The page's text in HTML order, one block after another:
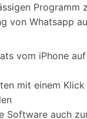
Programm
von Whatsapp
vom iPhone
mit einem Klick
Software auch